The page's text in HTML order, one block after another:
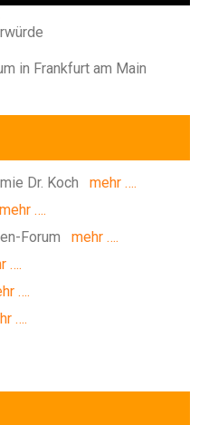
in Frankfurt am Main
Dr. Koch mehr ….
….
Forum mehr ….
….
….
….